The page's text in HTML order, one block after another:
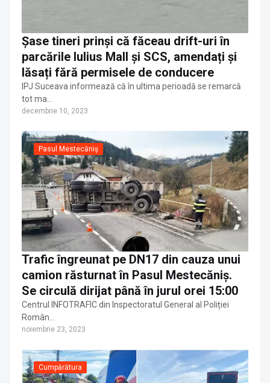
Șase tineri prinși că făceau drift-uri în
parcările Iulius Mall și SCS, amendați și
lăsați fără permisele de conducere
IPJ Suceava informează că în ultima perioadă se remarcă
tot ma…
decembrie 10, 2023
Pasul Mestecăniș
Trafic îngreunat pe DN17 din cauza unui
camion răsturnat în Pasul Mestecăniș.
Se circulă dirijat până în jurul orei 15:00
Centrul INFOTRAFIC din Inspectoratul General al Poliției
Român…
noiembrie 23, 2023
Cumpărătura